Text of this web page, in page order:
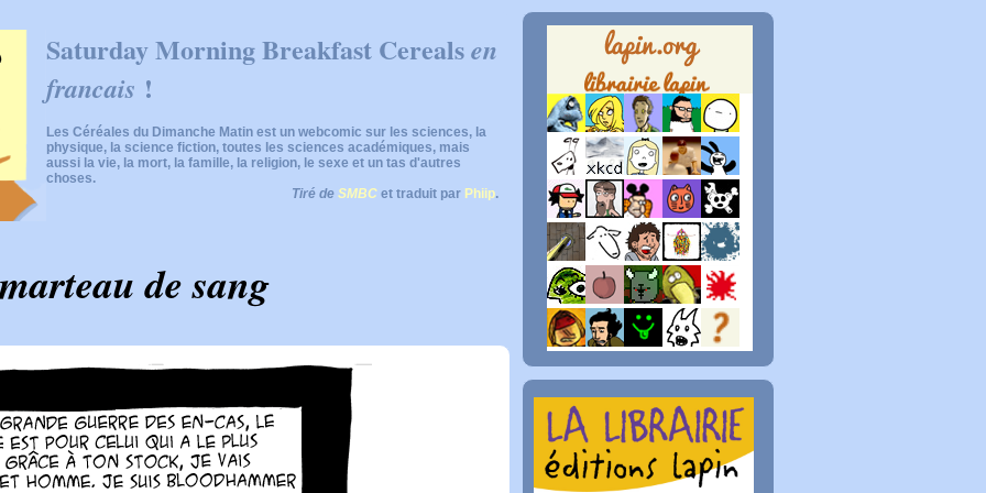
Saturday Morning Breakfast Cerealsen
francais !
Les Céréales du Dimanche Matin est un webcomic sur les sciences, la
physique, la science fiction, toutes les sciences académiques, mais
aussi la vie, la mort, la famille, la religion, le sexe et un tas d'autres
choses.
Tiré de SMBC et traduit par Phiip.
de sang